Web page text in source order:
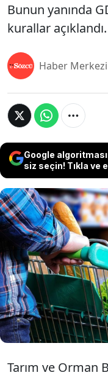
Bunun yanında
kurallar açıklandı.
Haber Merkezi
Google
siz seçin! Tıkla ve
Market
kapsayan
Gazete'de
kapsamında
böcek' kuralı
yanında
açıklandı.
Tarım ve Orman